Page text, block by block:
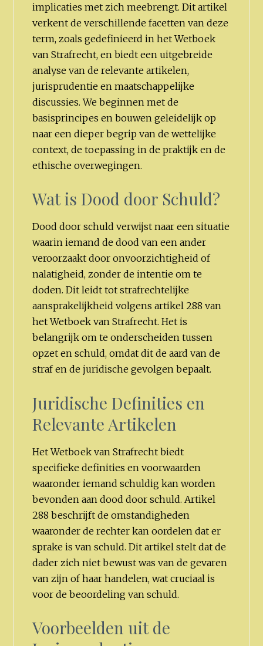
implicaties met zich meebrengt. Dit artikel
verkent de verschillende facetten van deze
term, zoals gedefinieerd in het Wetboek
van Strafrecht, en biedt een uitgebreide
analyse van de relevante artikelen,
jurisprudentie en maatschappelijke
discussies. We beginnen met de
basisprincipes en bouwen geleidelijk op
naar een dieper begrip van de wettelijke
context, de toepassing in de praktijk en de
ethische overwegingen.
Wat is Dood door Schuld?
Dood door schuld verwijst naar een situatie
waarin iemand de dood van een ander
veroorzaakt door onvoorzichtigheid of
nalatigheid, zonder de intentie om te
doden. Dit leidt tot strafrechtelijke
aansprakelijkheid volgens artikel 288 van
het Wetboek van Strafrecht. Het is
belangrijk om te onderscheiden tussen
opzet en schuld, omdat dit de aard van de
straf en de juridische gevolgen bepaalt.
Juridische Definities en
Relevante Artikelen
Het Wetboek van Strafrecht biedt
specifieke definities en voorwaarden
waaronder iemand schuldig kan worden
bevonden aan dood door schuld. Artikel
288 beschrijft de omstandigheden
waaronder de rechter kan oordelen dat er
sprake is van schuld. Dit artikel stelt dat de
dader zich niet bewust was van de gevaren
van zijn of haar handelen, wat cruciaal is
voor de beoordeling van schuld.
Voorbeelden uit de